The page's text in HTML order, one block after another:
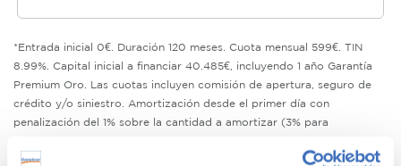
*Entrada inicial 0€. Duración 120 meses. Cuota mensual 599€. TIN
8.99%. Capital inicial a financiar 40.485€, incluyendo 1 año Garantía
Premium Oro. Las cuotas incluyen comisión de apertura, seguro de
crédito y/o siniestro. Amortización desde el primer día con
penalización del 1% sobre la cantidad a amortizar (3% para
préstamo.